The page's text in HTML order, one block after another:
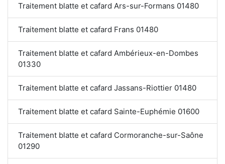
Traitement blatte et cafard Ars-sur-Formans 01480
Traitement blatte et cafard Frans 01480
Traitement blatte et cafard Ambérieux-en-Dombes
01330
Traitement blatte et cafard Jassans-Riottier 01480
Traitement blatte et cafard Sainte-Euphémie 01600
Traitement blatte et cafard Cormoranche-sur-Saône
01290